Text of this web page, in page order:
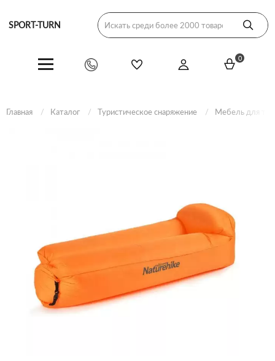
SPORT-TURN
0
Главная Каталог Туристическое снаряжение Мебель для